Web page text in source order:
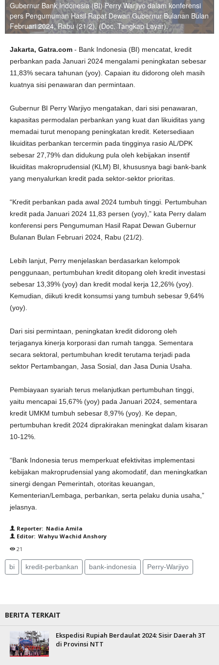
Gubernur Bank Indonesia (BI) Perry Warjiyo dalam konferensi
pers Pengumuman Hasil Rapat Dewan Gubernur Bulanan Bulan
Februari 2024, Rabu (21/2). (Doc. Tangkap Layar).
Jakarta, Gatra.com - Bank Indonesia (BI) mencatat, kredit
perbankan pada Januari 2024 mengalami peningkatan sebesar
11,83% secara tahunan (yoy). Capaian itu didorong oleh masih
kuatnya sisi penawaran dan permintaan.
Gubernur BI Perry Warjiyo mengatakan, dari sisi penawaran,
kapasitas permodalan perbankan yang kuat dan likuiditas yang
memadai turut menopang peningkatan kredit. Ketersediaan
likuiditas perbankan tercermin pada tingginya rasio AL/DPK
sebesar 27,79% dan didukung pula oleh kebijakan insentif
likuiditas makroprudensial (KLM) BI, khususnya bagi bank-bank
yang menyalurkan kredit pada sektor-sektor prioritas.
“Kredit perbankan pada awal 2024 tumbuh tinggi. Pertumbuhan
kredit pada Januari 2024 11,83 persen (yoy),” kata Perry dalam
konferensi pers Pengumuman Hasil Rapat Dewan Gubernur
Bulanan Bulan Februari 2024, Rabu (21/2).
Lebih lanjut, Perry menjelaskan berdasarkan kelompok
penggunaan, pertumbuhan kredit ditopang oleh kredit investasi
sebesar 13,39% (yoy) dan kredit modal kerja 12,26% (yoy).
Kemudian, diikuti kredit konsumsi yang tumbuh sebesar 9,64%
(yoy).
Dari sisi permintaan, peningkatan kredit didorong oleh
terjaganya kinerja korporasi dan rumah tangga. Sementara
secara sektoral, pertumbuhan kredit terutama terjadi pada
sektor Pertambangan, Jasa Sosial, dan Jasa Dunia Usaha.
Pembiayaan syariah terus melanjutkan pertumbuhan tinggi,
yaitu mencapai 15,67% (yoy) pada Januari 2024, sementara
kredit UMKM tumbuh sebesar 8,97% (yoy). Ke depan,
pertumbuhan kredit 2024 diprakirakan meningkat dalam kisaran
10-12%.
“Bank Indonesia terus memperkuat efektivitas implementasi
kebijakan makroprudensial yang akomodatif, dan meningkatkan
sinergi dengan Pemerintah, otoritas keuangan,
Kementerian/Lembaga, perbankan, serta pelaku dunia usaha,”
jelasnya.
Reporter: Nadia Amila
Editor: Wahyu Wachid Anshory
21
bi kredit-perbankan bank-indonesia Perry-Warjiyo
BERITA TERKAIT
Ekspedisi Rupiah Berdaulat 2024: Sisir Daerah 3T
di Provinsi NTT